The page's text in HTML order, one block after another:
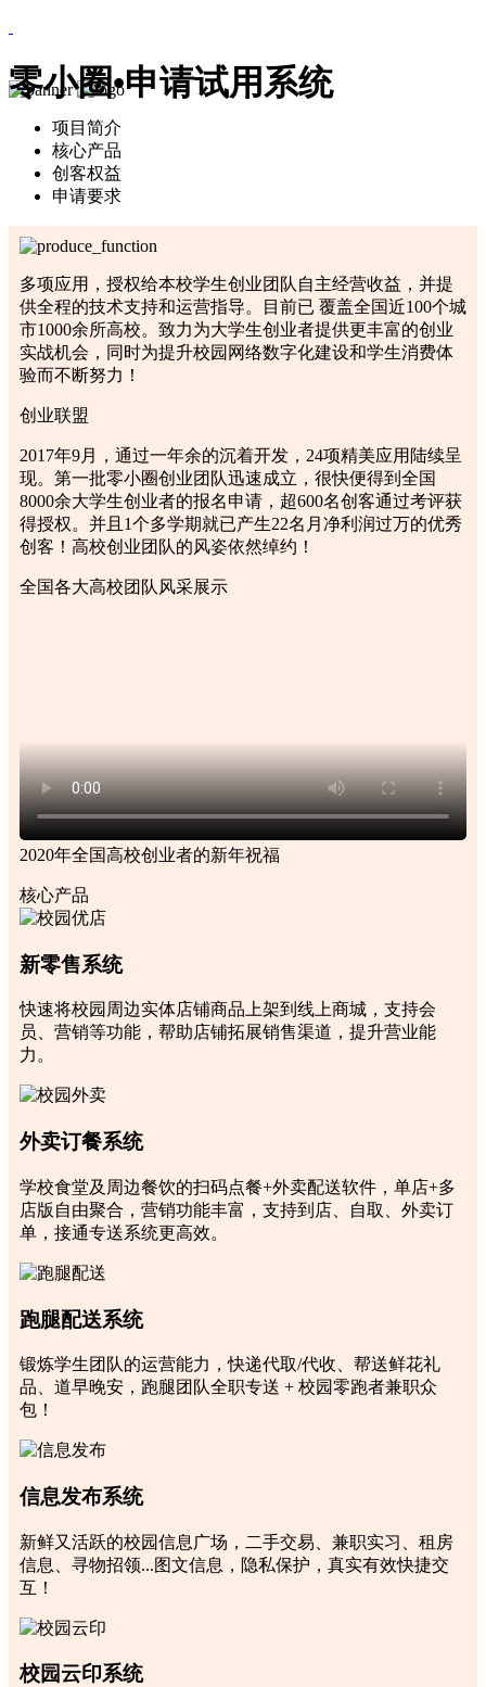
零小圈•申请试用系统
项目简介
核心产品
创客权益
申请要求
多项应用，授权给本校学生创业团队自主经营收益，并提
供全程的技术支持和运营指导。目前已 覆盖全国近100个城
市1000余所高校。致力为大学生创业者提供更丰富的创业
实战机会，同时为提升校园网络数字化建设和学生消费体
验而不断努力！
创业联盟
2017年9月，通过一年余的沉着开发，24项精美应用陆续呈
现。第一批零小圈创业团队迅速成立，很快便得到全国
8000余大学生创业者的报名申请，超600名创客通过考评获
得授权。并且1个多学期就已产生22名月净利润过万的优秀
创客！高校创业团队的风姿依然绰约！
全国各大高校团队风采展示
2020年全国高校创业者的新年祝福
核心产品
新零售系统
快速将校园周边实体店铺商品上架到线上商城，支持会
员、营销等功能，帮助店铺拓展销售渠道，提升营业能
力。
外卖订餐系统
学校食堂及周边餐饮的扫码点餐+外卖配送软件，单店+多
店版自由聚合，营销功能丰富，支持到店、自取、外卖订
单，接通专送系统更高效。
跑腿配送系统
锻炼学生团队的运营能力，快递代取/代收、帮送鲜花礼
品、道早晚安，跑腿团队全职专送 + 校园零跑者兼职众
包！
信息发布系统
新鲜又活跃的校园信息广场，二手交易、兼职实习、租房
信息、寻物招领...图文信息，隐私保护，真实有效快捷交
互！
校园云印系统